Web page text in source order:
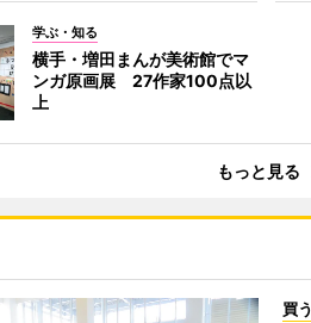
学ぶ・知る
横手・増田まんが美術館でマ
ンガ原画展 27作家100点以
上
もっと見る
買う